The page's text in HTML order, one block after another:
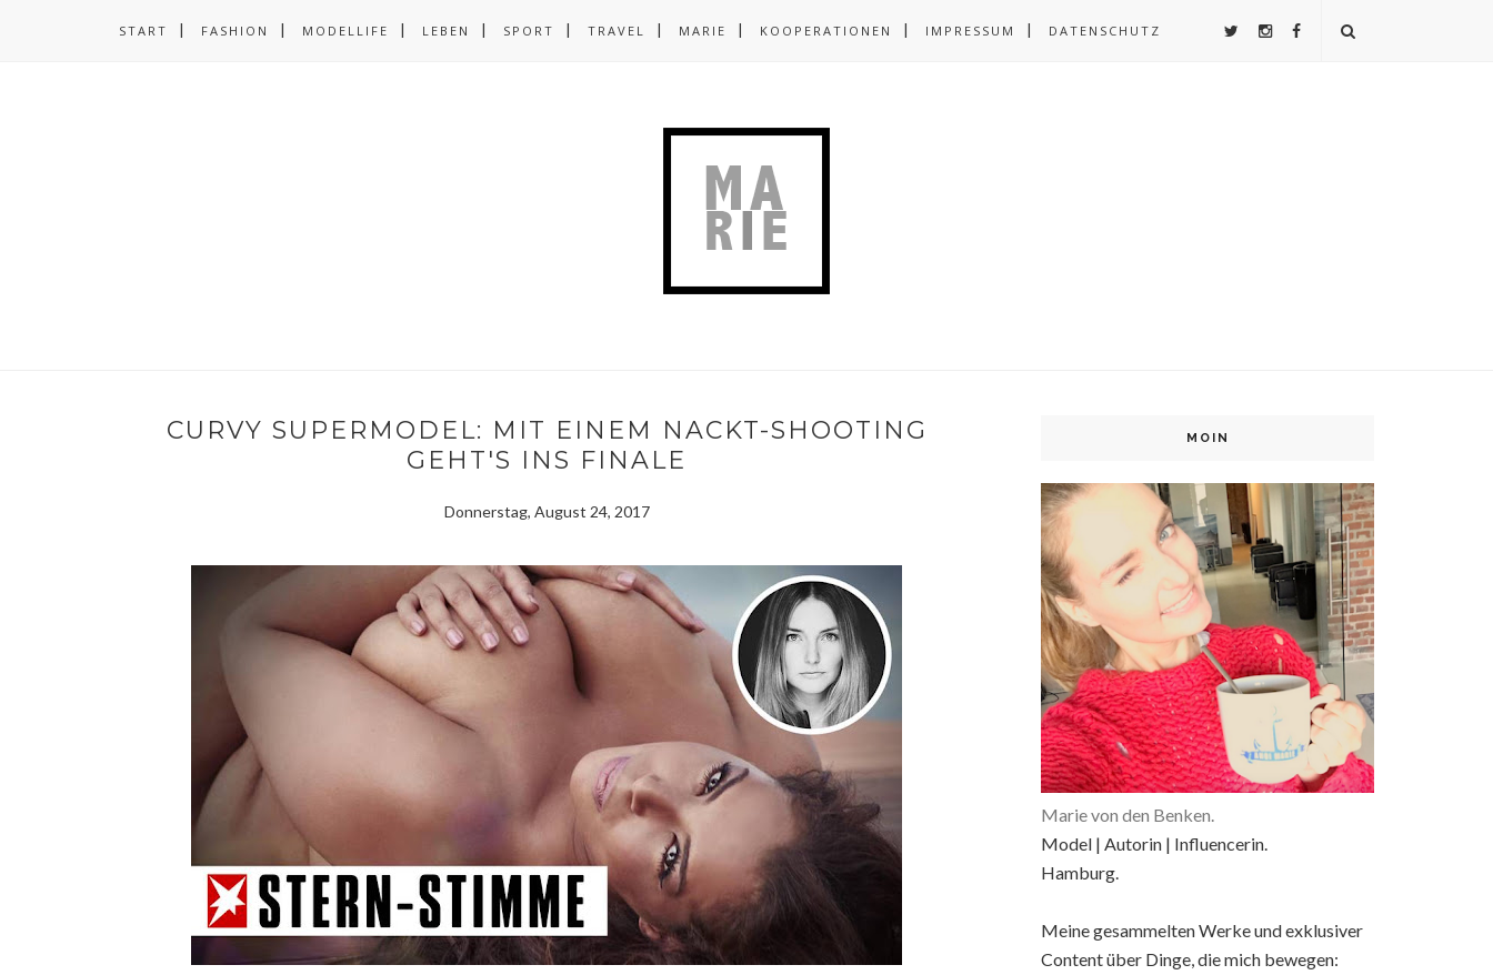
START FASHION MODELLIFE LEBEN SPORT TRAVEL MARIE KOOPERATIONEN IMPRESSUM DATENSCHUTZ
CURVY SUPERMODEL: MIT EINEM NACKT-SHOOTING
GEHT'S INS FINALE
Donnerstag, August 24, 2017
MOIN
Marie von den Benken.
Model | Autorin | Influencerin.
Hamburg.
Meine gesammelten Werke und exklusiver
Content über Dinge, die mich bewegen: